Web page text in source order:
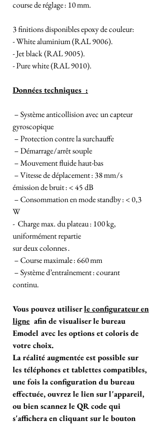
course de réglage : 10 mm.
3 finitions disponibles epoxy de couleur:
- White aluminium (RAL 9006).
- Jet black (RAL 9005).
- Pure white (RAL 9010).
Données techniques :
– Système anticollision avec un capteur
gyroscopique
– Protection contre la surchauffe
– Démarrage / arrêt souple
– Mouvement fluide haut-bas
– Vitesse de déplacement : 38 mm / s
émission de bruit : < 45 dB
– Consommation en mode standby : < 0,3
W
- Charge max. du plateau : 100 kg,
uniformément repartie
sur deux colonnes .
– Course maximale : 660 mm
– Système d’entraînement : courant
continu.
Vous pouvez utiliserle configurateur en
ligne afin de visualiser le bureau
Emodel avec les options et coloris de
votre choix.
La réalité augmentée est possible sur
les téléphones et tablettes compatibles,
une fois la configuration du bureau
effectuée, ouvrez le lien sur l'appareil,
ou bien scannez le QR code qui
s'affichera en cliquant sur le bouton